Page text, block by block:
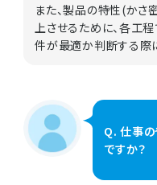
また、製品の特性(かさ
上させるために、各工
件が最適か判断する際
Q. 仕事
ですか？